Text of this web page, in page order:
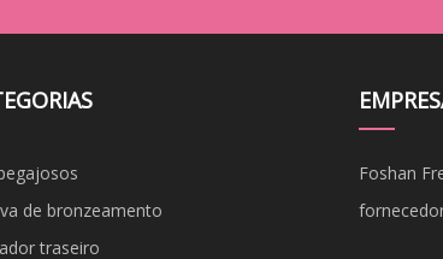
de bronzeamento
traseiro
Foshan